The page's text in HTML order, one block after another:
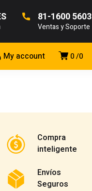
81-1600 5603
Ventas y Soporte
0 0
My account
Compra
inteligente
Envíos
Seguros